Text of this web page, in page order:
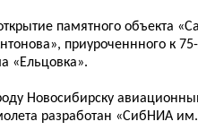
памятного объекта
приуроченнного к
«Ельцовка».
Новосибирску
разработан «СибНИА